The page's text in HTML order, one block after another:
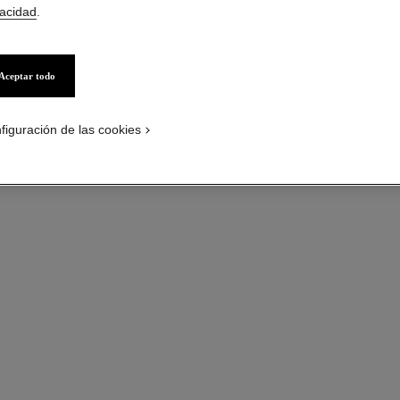
versión tamaño estándar
Motivo
Aceptar todo
de las cookies